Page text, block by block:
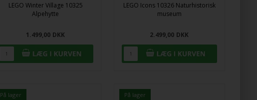
LEGO Winter Village 10325
Alpehytte
1.499,00 DKK
LEGO Icons 10326 Naturhistorisk
museum
2.499,00 DKK
På lager På lager